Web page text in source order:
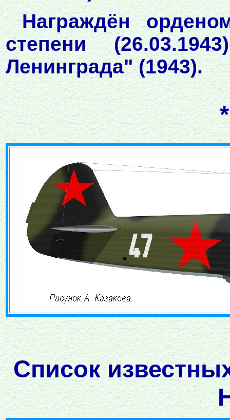
Награждён
степени
Ленинграда" (1943).
Список